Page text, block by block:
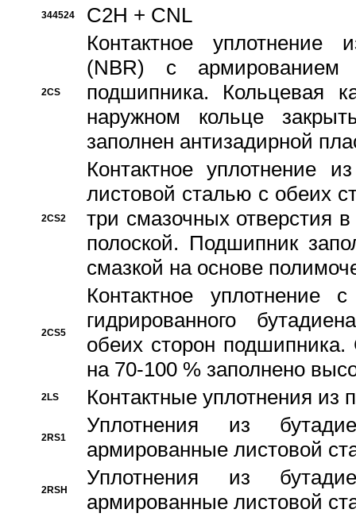
344524 C2H + CNL
2CS
Контактное уплотнение
(NBR) с
подшипника. Кольцевая
наружном кольце
заполнен антизадирной
2CS2
Контактное уплотнение
листовой сталью с обеих
три смазочных отверстия
полоской. Подшипник
смазкой на основе
2CS5
Контактное уплотнение
гидрированного
обеих сторон
на 70-100 % заполнено
2LS Контактные уплотнения из
2RS1
Уплотнения из
армированные листовой
2RSH
Уплотнения из
армированные листовой